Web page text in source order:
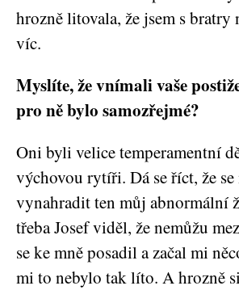
hrozně litovala, že jsem s bratry
víc.
Myslíte, že vnímali vaše
pro ně bylo samozřejmé?
Oni byli velice temperamentní
výchovou rytíři. Dá se říct, že
vynahradit ten můj abnormální
třeba Josef viděl, že nemůžu
se ke mně posadil a začal mi
mi to nebylo tak líto. A hrozně